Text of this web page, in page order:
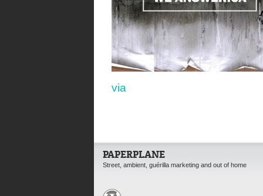
via
PAPERPLANE
Street, ambient, guérilla marketing and out of home